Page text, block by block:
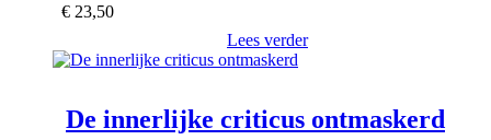
€ 23,50
Lees verder
De innerlijke criticus ontmaskerd